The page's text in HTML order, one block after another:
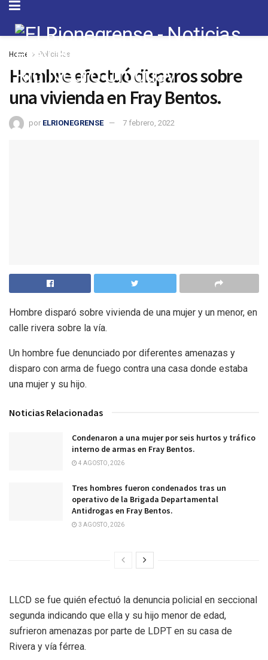
Home Policiales
Hombre efectuó disparos sobre
una vivienda en Fray Bentos.
por ELRIONEGRENSE 7 febrero, 2022
Hombre disparó sobre vivienda de una mujer y un menor, en
calle rivera sobre la vía.
Un hombre fue denunciado por diferentes amenazas y
disparo con arma de fuego contra una casa donde estaba
una mujer y su hijo.
Noticias Relacionadas
Condenaron a una mujer por seis hurtos y tráfico
interno de armas en Fray Bentos.
4 AGOSTO, 2026
Tres hombres fueron condenados tras un
operativo de la Brigada Departamental
Antidrogas en Fray Bentos.
3 AGOSTO, 2026
LLCD se fue quién efectuó la denuncia policial en seccional
segunda indicando que ella y su hijo menor de edad,
sufrieron amenazas por parte de LDPT en su casa de
Rivera y vía férrea.